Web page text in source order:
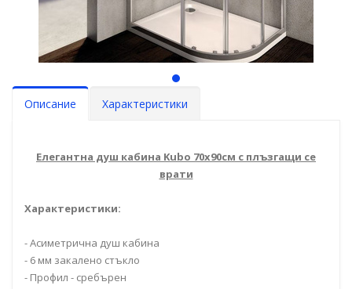
Описание Характеристики
Елегантна душ кабина Kubo 70x90см с плъзгащи се
врати
Характеристики:
- Асиметрична душ кабина
- 6 мм закалено стъкло
- Профил - сребърен